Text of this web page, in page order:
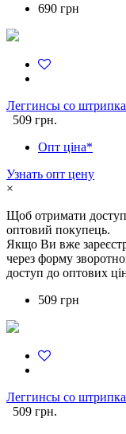
690 грн
Леггинсы со
509 грн.
Опт ціна*
Узнать опт цену
×
Щоб отримати доступ
оптовий покупець.
Якщо Ви вже
через форму
доступ до оптових
509 грн
Леггинсы со
509 грн.